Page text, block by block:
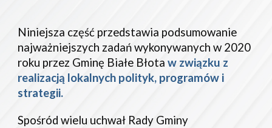
Niniejsza część przedstawia podsumowanie
najważniejszych zadań wykonywanych w 2020
roku przez Gminę Białe Błota w związku z
realizacją lokalnych polityk, programów i
strategii.
Spośród wielu uchwał Rady Gminy